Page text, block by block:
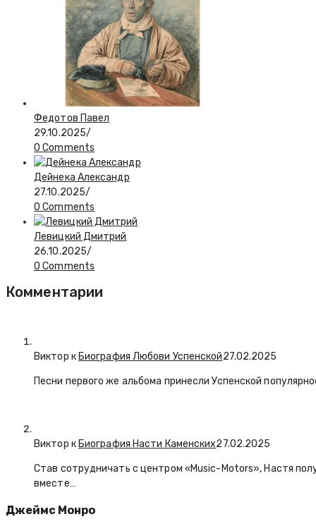
Федотов Павел
29.10.2025/
0 Comments
Дейнека Александр
27.10.2025/
0 Comments
Левицкий Дмитрий
26.10.2025/
0 Comments
Комментарии
Виктор кБиография Любови Успенской27.02.2025
Песни первого же альбома принесли Успенской
Виктор кБиография Насти Каменских27.02.2025
Став сотрудничать с центром «Music-Motors», Настя
вместе…
Джеймс Монро